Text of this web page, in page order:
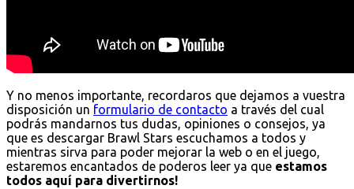
Y no menos importante, recordaros que dejamos a vuestra
disposición un formulario de contacto a través del cual
podrás mandarnos tus dudas, opiniones o consejos, ya
que es descargar Brawl Stars escuchamos a todos y
mientras sirva para poder mejorar la web o en el juego,
estaremos encantados de poderos leer ya que estamos
todos aquí para divertirnos!